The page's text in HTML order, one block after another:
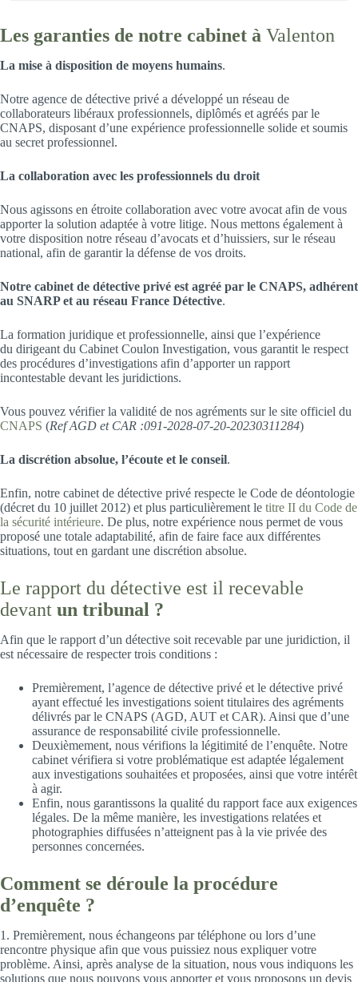
Les garanties de notre cabinet à Valenton
La mise à disposition de moyens humains.
Notre agence de détective privé a développé un réseau de
collaborateurs libéraux professionnels, diplômés et agréés par le
CNAPS, disposant d’une expérience professionnelle solide et soumis
au secret professionnel.
La collaboration avec les professionnels du droit
Nous agissons en étroite collaboration avec votre avocat afin de vous
apporter la solution adaptée à votre litige. Nous mettons également à
votre disposition notre réseau d’avocats et d’huissiers, sur le réseau
national, afin de garantir la défense de vos droits.
Notre cabinet de détective privé est agréé par le CNAPS, adhérent
au SNARP et au réseau France Détective.
La formation juridique et professionnelle, ainsi que l’expérience
du dirigeant du Cabinet Coulon Investigation, vous garantit le respect
des procédures d’investigations afin d’apporter un rapport
incontestable devant les juridictions.
Vous pouvez vérifier la validité de nos agréments sur le site officiel du
CNAPS (Ref AGD et CAR :091-2028-07-20-20230311284)
La discrétion absolue, l’écoute et le conseil.
Enfin, notre cabinet de détective privé respecte le Code de déontologie
(décret du 10 juillet 2012) et plus particulièrement le titre II du Code de
la sécurité intérieure. De plus, notre expérience nous permet de vous
proposé une totale adaptabilité, afin de faire face aux différentes
situations, tout en gardant une discrétion absolue.
Le rapport du détective est il recevable
devant un tribunal ?
Afin que le rapport d’un détective soit recevable par une juridiction, il
est nécessaire de respecter trois conditions :
Premièrement, l’agence de détective privé et le détective privé
ayant effectué les investigations soient titulaires des agréments
délivrés par le CNAPS (AGD, AUT et CAR). Ainsi que d’une
assurance de responsabilité civile professionnelle.
Deuxièmement, nous vérifions la légitimité de l’enquête. Notre
cabinet vérifiera si votre problématique est adaptée légalement
aux investigations souhaitées et proposées, ainsi que votre intérêt
à agir.
Enfin, nous garantissons la qualité du rapport face aux exigences
légales. De la même manière, les investigations relatées et
photographies diffusées n’atteignent pas à la vie privée des
personnes concernées.
Comment se déroule la procédure
d’enquête ?
1. Premièrement, nous échangeons par téléphone ou lors d’une
rencontre physique afin que vous puissiez nous expliquer votre
problème. Ainsi, après analyse de la situation, nous vous indiquons les
solutions que nous pouvons vous apporter et vous proposons un devis